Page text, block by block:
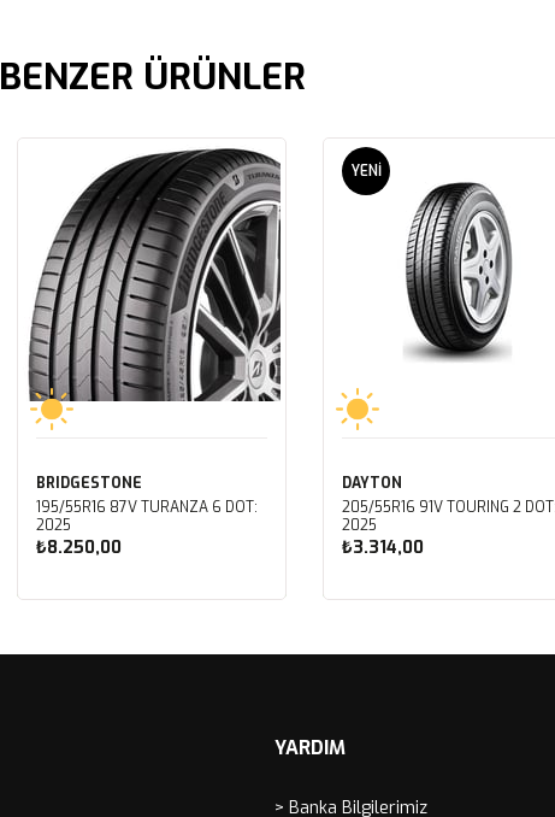
BENZER ÜRÜNLER
BRIDGESTONE
195/55R16 87V TURANZA 6 DOT:
2025
₺8.250,00
DAYTON
205/55R16 91V TOURING 2 DOT:
2025
₺3.314,00
YENI
YARDIM
> Banka Bilgilerimiz